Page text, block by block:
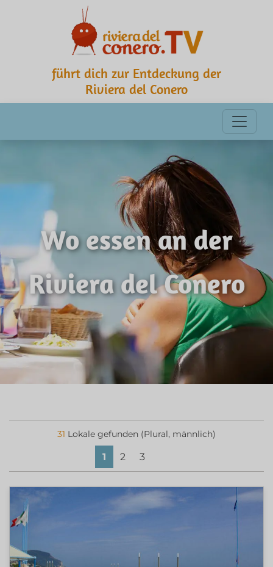
führt dich zur Entdeckung der
Riviera del Conero
Wo essen an der
Riviera del Conero
31 Lokale gefunden (Plural, männlich)
1 2 3